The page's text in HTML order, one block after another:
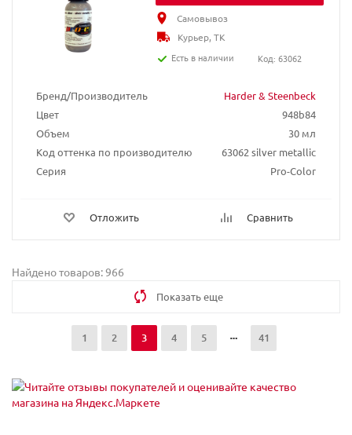
Бренд/Производитель
Harder & Steenbeck
Цвет
948b84
Объем
30 мл
Код оттенка по производителю
63062 silver metallic
Серия
Pro-Color
Отложить Сравнить
Самовывоз
Курьер, ТК
Есть в наличии
Код: 63062
Найдено товаров: 966
Показать еще
1 2 3 4 5 41